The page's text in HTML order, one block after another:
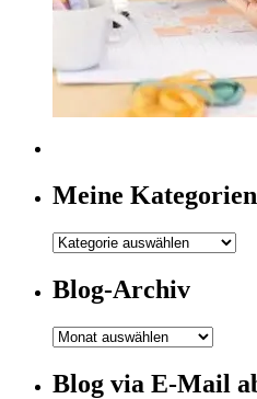
Meine Kategorien
Meine
Blog-Archiv
Blog-
Blog via E-Mail